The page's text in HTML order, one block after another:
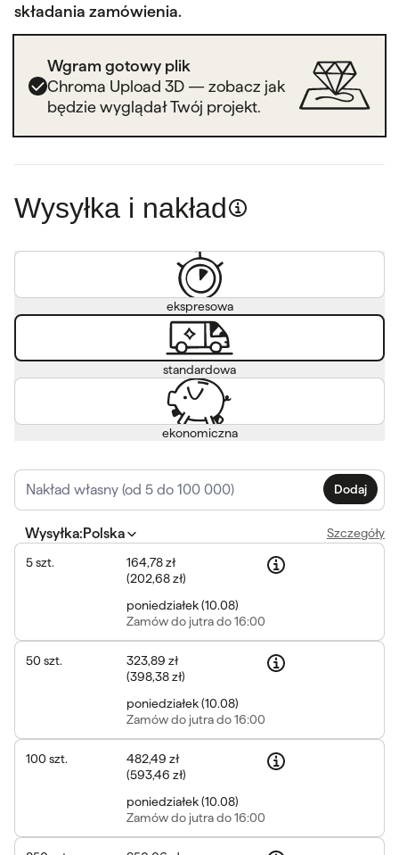
składania zamówienia.
Wgram gotowy plik
Chroma Upload 3D — zobacz jak
będzie wyglądał Twój projekt.
Wysyłka i nakład
ekspresowa
standardowa
ekonomiczna
Dodaj
Wysyłka: Polska Szczegóły
5szt.
164,78 zł
(202,68 zł)
poniedziałek(10.08)
Zamówdo jutra do 16:00
50 szt.
323,89 zł
(398,38 zł)
poniedziałek(10.08)
Zamówdo jutra do 16:00
100 szt.
482,49 zł
(593,46 zł)
poniedziałek(10.08)
Zamówdo jutra do 16:00